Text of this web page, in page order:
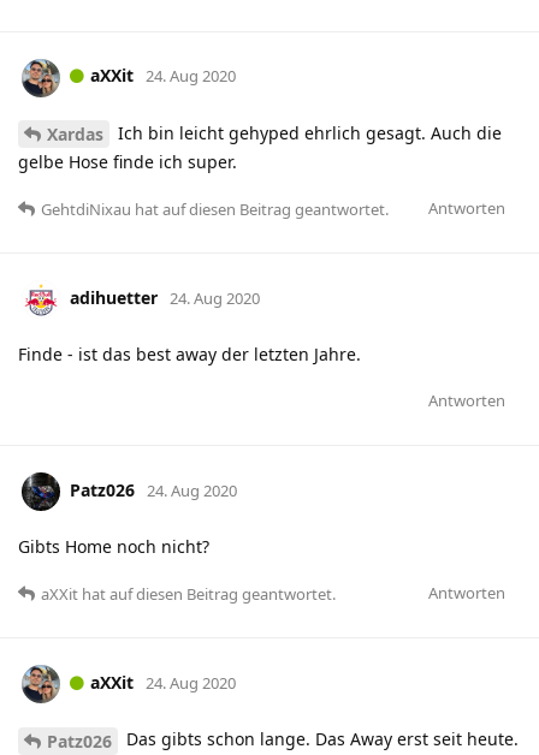
aXXit 24. Aug 2020
Xardas
Ich bin leicht gehyped ehrlich gesagt. Auch die
gelbe Hose finde ich super.
Antworten
GehtdiNixau hatauf diesen Beitrag geantwortet.
adihuetter 24. Aug 2020
Finde - ist das best away der letzten Jahre.
Antworten
Patz026 24. Aug 2020
Gibts Home noch nicht?
Antworten
aXXit hatauf diesen Beitrag geantwortet.
aXXit 24. Aug 2020
Patz026 Das gibts schon lange. Das Away erst seit heute.